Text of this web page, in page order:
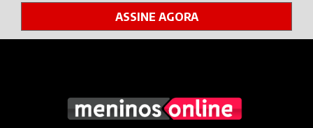
ASSINE AGORA